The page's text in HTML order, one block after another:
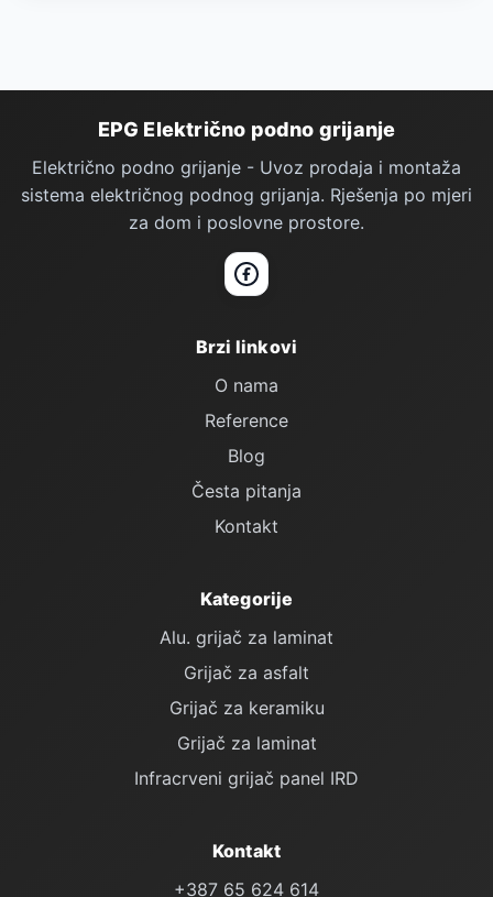
Podno Grijanje — podnožje stranice
EPG Električno podno grijanje
Električno podno grijanje - Uvoz prodaja i montaža
sistema električnog podnog grijanja. Rješenja po mjeri
za dom i poslovne prostore.
Facebook
Brzi linkovi
O nama
Reference
Blog
Česta pitanja
Kontakt
Kategorije
Alu. grijač za laminat
Grijač za asfalt
Grijač za keramiku
Grijač za laminat
Infracrveni grijač panel IRD
Kontakt
+387 65 624 614